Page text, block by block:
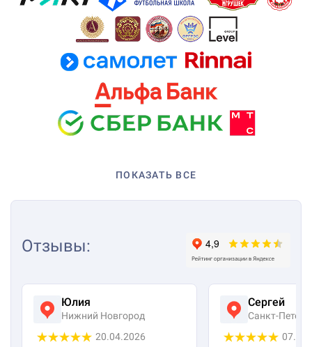
ПОКАЗАТЬ ВСЕ
Отзывы:
Юлия
Нижний Новгород
20.04.2026
Сергей
Санкт-